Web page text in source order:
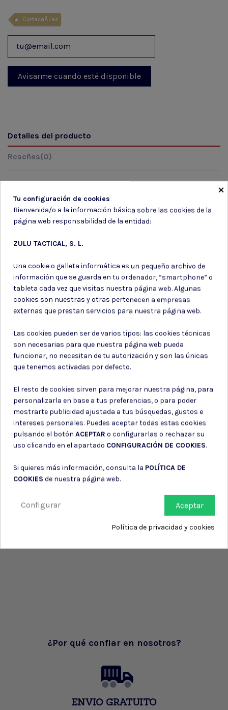
CortacaÃ±as
Detalles del producto
Reseñas(0)
Marca
Suscríbete a nuestro boletín
Puede darse de baja en cualquier momento. Para ello, consulte nuestra
información de contacto en el aviso legal.
Consiento el uso de mis datos para los fines indicados en la
Consiento el uso de mis datos personales para recibir publicidad
de su entidad.
¿Por qué confiar en nosotros?
ENVIO GRATUITO
×
Tu configuración de cookies
Bienvenida/o a la información básica sobre las cookies de la
página web responsabilidad de la entidad:
ZULU TACTICAL, S. L.
Una cookie o galleta informática es un pequeño archivo de
información que se guarda en tu ordenador, “smartphone” o
tableta cada vez que visitas nuestra página web. Algunas
cookies son nuestras y otras pertenecen a empresas
externas que prestan servicios para nuestra página web.
Las cookies pueden ser de varios tipos: las cookies técnicas
son necesarias para que nuestra página web pueda
funcionar, no necesitan de tu autorización y son las únicas
que tenemos activadas por defecto.
El resto de cookies sirven para mejorar nuestra página, para
personalizarla en base a tus preferencias, o para poder
mostrarte publicidad ajustada a tus búsquedas, gustos e
intereses personales. Puedes aceptar todas estas cookies
pulsando el botón ACEPTAR o configurarlas o rechazar su
uso clicando en el apartado CONFIGURACIÓN DE COOKIES.
Si quieres más información, consulta la POLÍTICA DE
COOKIES de nuestra página web.
Aceptar
Configurar
Política de privacidad y cookies